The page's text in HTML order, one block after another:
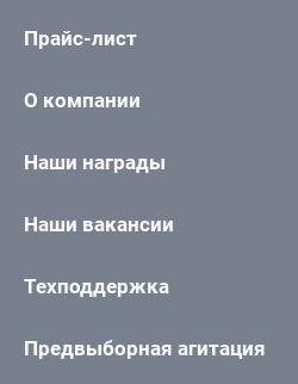
Прайс-лист
О компании
Наши награды
Наши вакансии
Техподдержка
Предвыборная агитация